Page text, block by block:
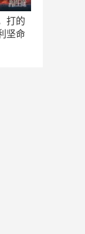
打的
坚命